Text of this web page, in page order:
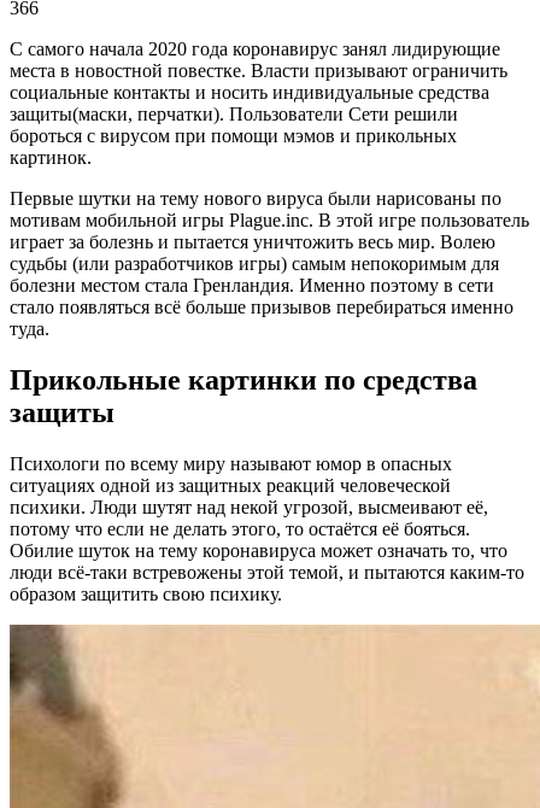
366
С самого начала 2020 года коронавирус занял лидирующие
места в новостной повестке. Власти призывают ограничить
социальные контакты и носить индивидуальные средства
защиты(маски, перчатки). Пользователи Сети решили
бороться с вирусом при помощи мэмов и прикольных
картинок.
Первые шутки на тему нового вируса были нарисованы по
мотивам мобильной игры Plague.inc. В этой игре пользователь
играет за болезнь и пытается уничтожить весь мир. Волею
судьбы (или разработчиков игры) самым непокоримым для
болезни местом стала Гренландия. Именно поэтому в сети
стало появляться всё больше призывов перебираться именно
туда.
Прикольные картинки по средства
защиты
Психологи по всему миру называют юмор в опасных
ситуациях одной из защитных реакций человеческой
психики. Люди шутят над некой угрозой, высмеивают её,
потому что если не делать этого, то остаётся её бояться.
Обилие шуток на тему коронавируса может означать то, что
люди всё-таки встревожены этой темой, и пытаются каким-то
образом защитить свою психику.